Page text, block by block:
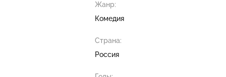
Жанр:
Комедия
Страна:
Россия